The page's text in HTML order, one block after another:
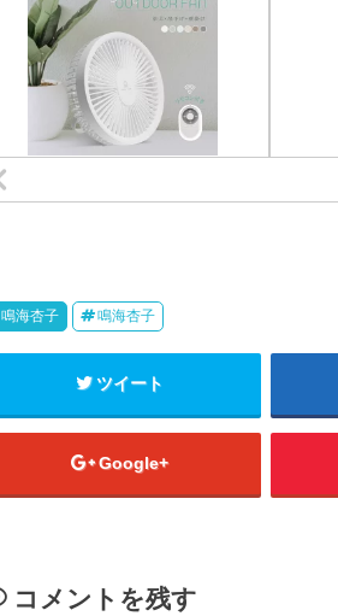
鳴海杏子 鳴海杏子
ツイート
Google+
コメントを残す